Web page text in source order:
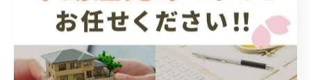
2025/10/21
任意売却案件